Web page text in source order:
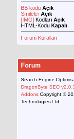
BB kodu Açık
Smileler Açık
[IMG] Kodları Açık
HTML-Kodu Kapalı
Forum Kuralları
Forum
Search Engine
DragonByte SEO
Addons Copyright ©
Technologies Ltd.